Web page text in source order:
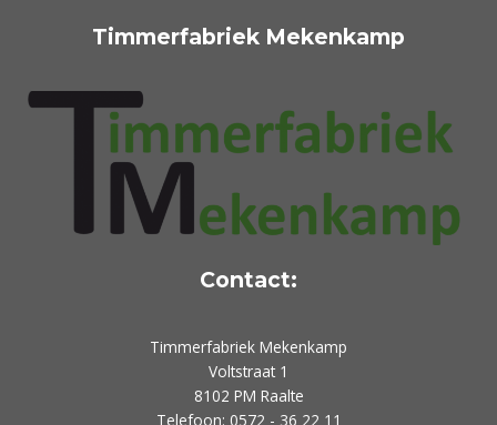
Timmerfabriek Mekenkamp
Contact:
Timmerfabriek Mekenkamp
Voltstraat 1
8102 PM Raalte
Telefoon: 0572 - 36 22 11